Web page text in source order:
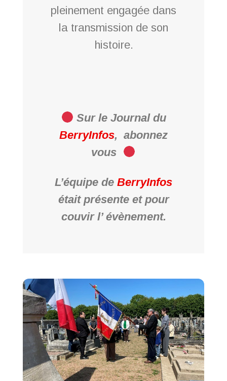
pleinement engagée dans
la transmission de son
histoire.
Sur le Journal du
BerryInfos, abonnez
vous
L’équipe de BerryInfos
était présente et pour
couvir l’ évènement.